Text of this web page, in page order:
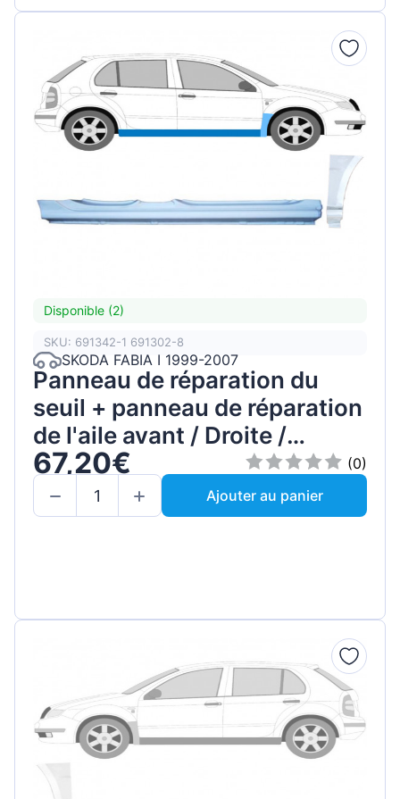
Disponible (2)
SKU: 691342-1 691302-8
SKODA FABIA I 1999-2007
Panneau de réparation du
seuil + panneau de réparation
de l'aile avant / Droite /
Ensemble
67,20€
(0)
Ajouter au panier